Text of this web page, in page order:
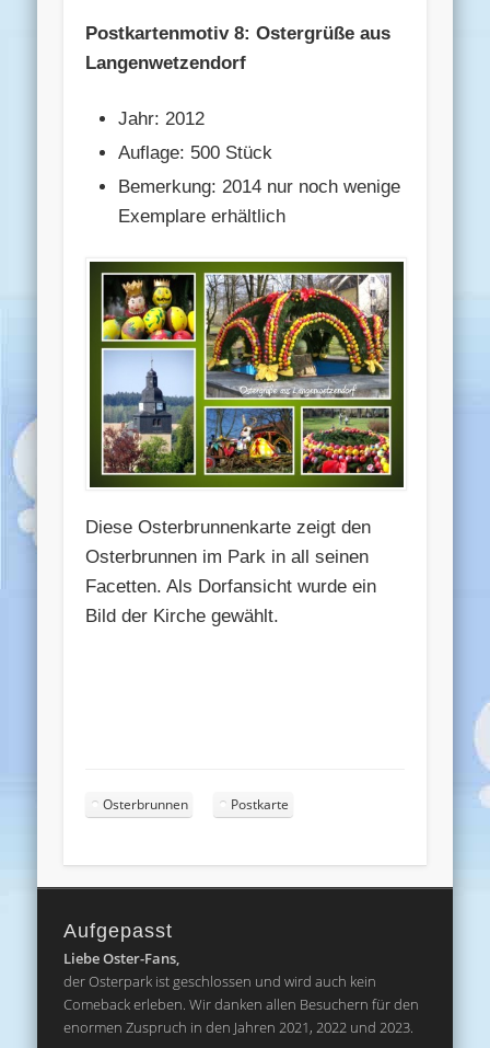
Postkartenmotiv 8: Ostergrüße aus
Langenwetzendorf
Jahr: 2012
Auflage: 500 Stück
Bemerkung: 2014 nur noch wenige
Exemplare erhältlich
Diese Osterbrunnenkarte zeigt den
Osterbrunnen im Park in all seinen
Facetten. Als Dorfansicht wurde ein
Bild der Kirche gewählt.
Osterbrunnen Postkarte
Aufgepasst
Liebe Oster-Fans,
der Osterpark ist geschlossen und wird auch kein
Comeback erleben. Wir danken allen Besuchern für den
enormen Zuspruch in den Jahren 2021, 2022 und 2023.